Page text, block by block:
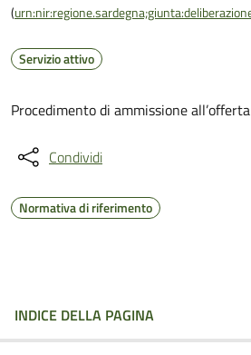
(
Servizio attivo
Procedimento di ammissione
Condividi
Normativa di riferimento
INDICE DELLA PAGINA